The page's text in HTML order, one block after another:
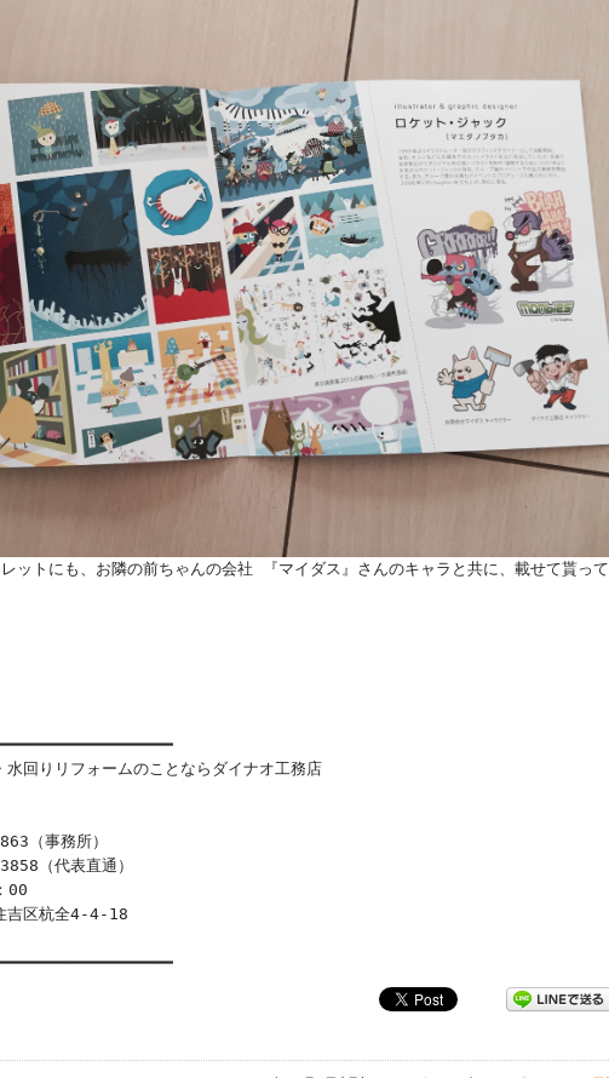
ットにも、お隣の前ちゃんの会社 『マイダス』さんのキャラと共に、載せて貰って
水回りリフォームのことならダイナオ工務店
（事務所）
代表直通）
00
吉区杭全4-4-18